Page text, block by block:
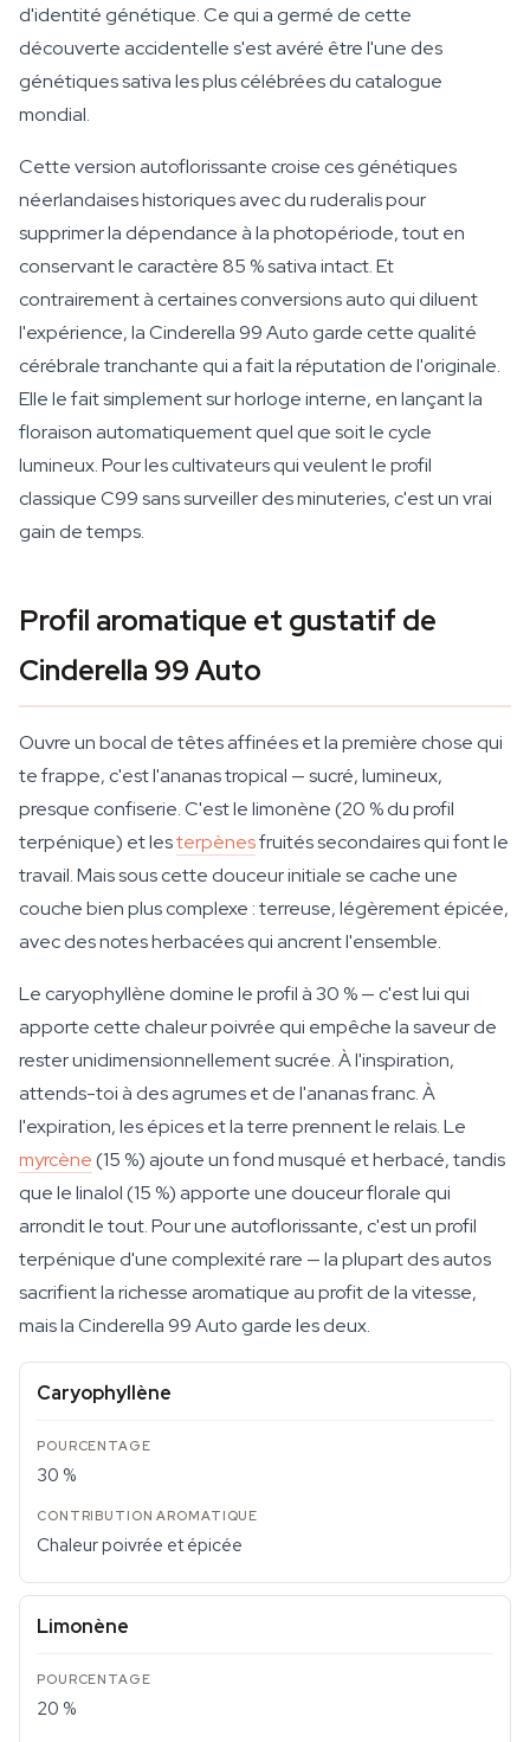
d'identité génétique. Ce qui a germé de cette
découverte accidentelle s'est avéré être l'une des
génétiques sativa les plus célébrées du catalogue
mondial.
Cette version autoflorissante croise ces génétiques
néerlandaises historiques avec du ruderalis pour
supprimer la dépendance à la photopériode, tout en
conservant le caractère 85 % sativa intact. Et
contrairement à certaines conversions auto qui diluent
l'expérience, la Cinderella 99 Auto garde cette qualité
cérébrale tranchante qui a fait la réputation de l'originale.
Elle le fait simplement sur horloge interne, en lançant la
floraison automatiquement quel que soit le cycle
lumineux. Pour les cultivateurs qui veulent le profil
classique C99 sans surveiller des minuteries, c'est un vrai
gain de temps.
Profil aromatique et gustatif de
Cinderella 99 Auto
Ouvre un bocal de têtes affinées et la première chose qui
te frappe, c'est l'ananas tropical — sucré, lumineux,
presque confiserie. C'est le limonène (20 % du profil
terpénique) et lesterpènesfruités secondaires qui font le
travail. Mais sous cette douceur initiale se cache une
couche bien plus complexe : terreuse, légèrement épicée,
avec des notes herbacées qui ancrent l'ensemble.
Le caryophyllène domine le profil à 30 % — c'est lui qui
apporte cette chaleur poivrée qui empêche la saveur de
rester unidimensionnellement sucrée. À l'inspiration,
attends-toi à des agrumes et de l'ananas franc. À
l'expiration, les épices et la terre prennent le relais. Le
myrcène(15 %) ajoute un fond musqué et herbacé, tandis
que le linalol (15 %) apporte une douceur florale qui
arrondit le tout. Pour une autoflorissante, c'est un profil
terpénique d'une complexité rare — la plupart des autos
sacrifient la richesse aromatique au profit de la vitesse,
mais la Cinderella 99 Auto garde les deux.
Caryophyllène
30 %
Chaleur poivrée et épicée
Limonène
20 %